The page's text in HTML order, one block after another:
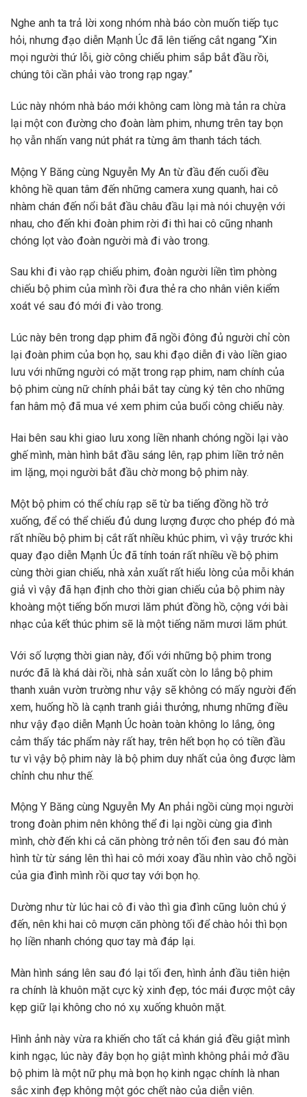
Nghe anh ta trả lời xong nhóm nhà báo còn muốn tiếp tục
hỏi, nhưng đạo diễn Mạnh Úc đã lên tiếng cắt ngang “Xin
mọi người thứ lỗi, giờ công chiếu phim sắp bắt đầu rồi,
chúng tôi cần phải vào trong rạp ngay.”
Lúc này nhóm nhà báo mới không cam lòng mà tản ra chừa
lại một con đường cho đoàn làm phim, nhưng trên tay bọn
họ vẫn nhấn vang nút phát ra từng âm thanh tách tách.
Mộng Y Băng cùng Nguyễn My An từ đầu đến cuối đều
không hề quan tâm đến những camera xung quanh, hai cô
nhàm chán đến nổi bắt đầu châu đầu lại mà nói chuyện với
nhau, cho đến khi đoàn phim rời đi thì hai cô cũng nhanh
chóng lọt vào đoàn người mà đi vào trong.
Sau khi đi vào rạp chiếu phim, đoàn người liền tìm phòng
chiếu bộ phim của mình rồi đưa thẻ ra cho nhân viên kiểm
xoát vé sau đó mới đi vào trong.
Lúc này bên trong dạp phim đã ngồi đông đủ người chỉ còn
lại đoàn phim của bọn họ, sau khi đạo diễn đi vào liền giao
lưu với những người có mặt trong rạp phim, nam chính của
bộ phim cùng nữ chính phải bắt tay cùng ký tên cho những
fan hâm mộ đã mua vé xem phim của buổi công chiếu này.
Hai bên sau khi giao lưu xong liền nhanh chóng ngồi lại vào
ghế mình, màn hình bắt đầu sáng lên, rạp phim liền trở nên
im lặng, mọi người bắt đầu chờ mong bộ phim này.
Một bộ phim có thể chíu rạp sẽ từ ba tiếng đồng hồ trở
xuống, để có thể chiếu đủ dung lượng được cho phép đó mà
rất nhiều bộ phim bị cắt rất nhiều khúc phim, vì vậy trước khi
quay đạo diễn Mạnh Úc đã tính toán rất nhiều về bộ phim
cùng thời gian chiếu, nhà xản xuất rất hiểu lòng của mỗi khán
giả vì vậy đã hạn định cho thời gian chiếu của bộ phim này
khoàng một tiếng bốn mươi lăm phút đồng hồ, cộng với bài
nhạc của kết thúc phim sẽ là một tiếng năm mươi lăm phút.
Với số lượng thời gian này, đối với những bộ phim trong
nước đã là khá dài rồi, nhà sản xuất còn lo lắng bộ phim
thanh xuân vườn trường như vậy sẽ không có mấy người đến
xem, huống hồ là cạnh tranh giải thưởng, nhưng những điều
như vậy đạo diễn Mạnh Úc hoàn toàn không lo lắng, ông
cảm thấy tác phẩm này rất hay, trên hết bọn họ có tiền đầu
tư vì vậy bộ phim này là bộ phim duy nhất của ông được làm
chỉnh chu như thế.
Mộng Y Băng cùng Nguyễn My An phải ngồi cùng mọi người
trong đoàn phim nên không thể đi lại ngồi cùng gia đình
mình, chờ đến khi cả căn phòng trở nên tối đen sau đó màn
hình từ từ sáng lên thì hai cô mới xoay đầu nhìn vào chỗ ngồi
của gia đình mình rồi quơ tay với bọn họ.
Dường như từ lúc hai cô đi vào thì gia đình cũng luôn chú ý
đến, nên khi hai cô mượn căn phòng tối để chào hỏi thì bọn
họ liền nhanh chóng quơ tay mà đáp lại.
Màn hình sáng lên sau đó lại tối đen, hình ảnh đầu tiên hiện
ra chính là khuôn mặt cực kỳ xinh đẹp, tóc mái được một cây
kẹp giữ lại không cho nó xụ xuống khuôn mặt.
Hình ảnh này vừa ra khiến cho tất cả khán giả đều giật mình
kinh ngạc, lúc này đây bọn họ giật mình không phải mở đầu
bộ phim là một nữ phụ mà bọn họ kinh ngạc chính là nhan
sắc xinh đẹp không một góc chết nào của diễn viên.